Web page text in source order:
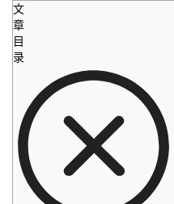
文
章
目
录